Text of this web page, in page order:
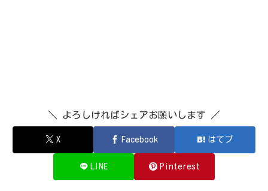
＼ よろしければシェアお願いします ／
X Facebook はてブ
LINE Pinterest